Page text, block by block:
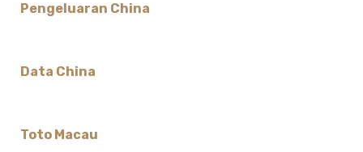
Pengeluaran China
Data China
Toto Macau